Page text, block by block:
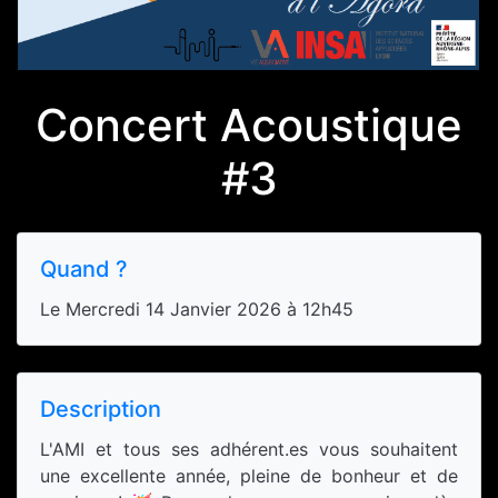
Concert Acoustique
#3
Quand ?
Le Mercredi 14 Janvier 2026 à 12h45
Description
L'AMI et tous ses adhérent.es vous souhaitent
une excellente année, pleine de bonheur et de